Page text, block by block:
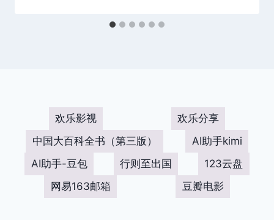
欢乐影视
欢乐分享
中国大百科全书（第三版）
AI助手kimi
AI助手-豆包
行则至出国
123云盘
网易163邮箱
豆瓣电影